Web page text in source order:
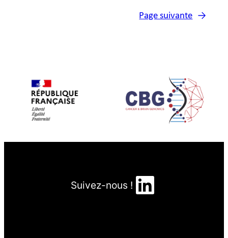
Page suivante →
Suivez-nous ! LinkedIn